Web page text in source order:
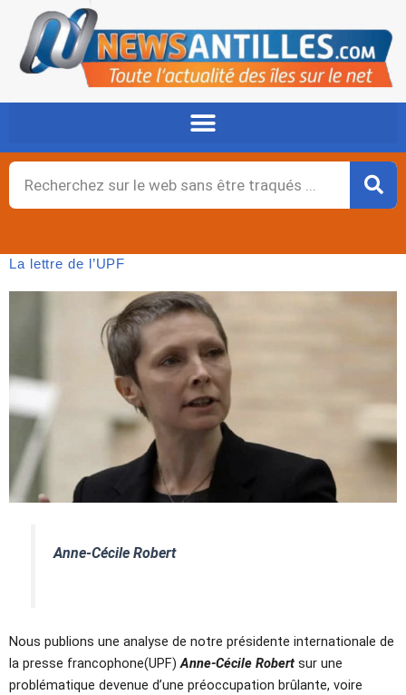
contenu
Rechercher
La lettre de l’UPF
Anne-Cécile Robert
Nous publions une analyse de notre présidente internationale de
la presse francophone(UPF)Anne-Cécile Robert sur une
problématique devenue d’une préoccupation brûlante, voire